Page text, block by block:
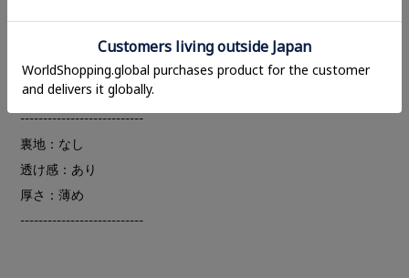
と通気性・吸湿性を兼ね備えており、シワになりにくい万能な
ブラウスです。
---------------------------
裏地：なし
透け感：あり
厚さ：薄め
---------------------------